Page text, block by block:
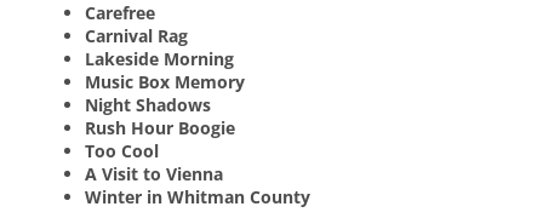
Carefree
Carnival Rag
Lakeside Morning
Music Box Memory
Night Shadows
Rush Hour Boogie
Too Cool
A Visit to Vienna
Winter in Whitman County